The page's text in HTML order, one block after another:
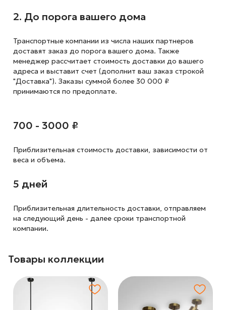
2. До порога вашего дома
Транспортные компании из числа наших партнеров
доставят заказ до порога вашего дома. Также
менеджер рассчитает стоимость доставки до вашего
адреса и выставит счет (дополнит ваш заказ строкой
"Доставка"). Заказы суммой более 30 000 ₽
принимаются по предоплате.
700 - 3000 ₽
Приблизительная стоимость доставки, зависимости от
веса и объема.
5 дней
Приблизительная длительность доставки, отправляем
на следующий день - далее сроки транспортной
компании.
Товары коллекции